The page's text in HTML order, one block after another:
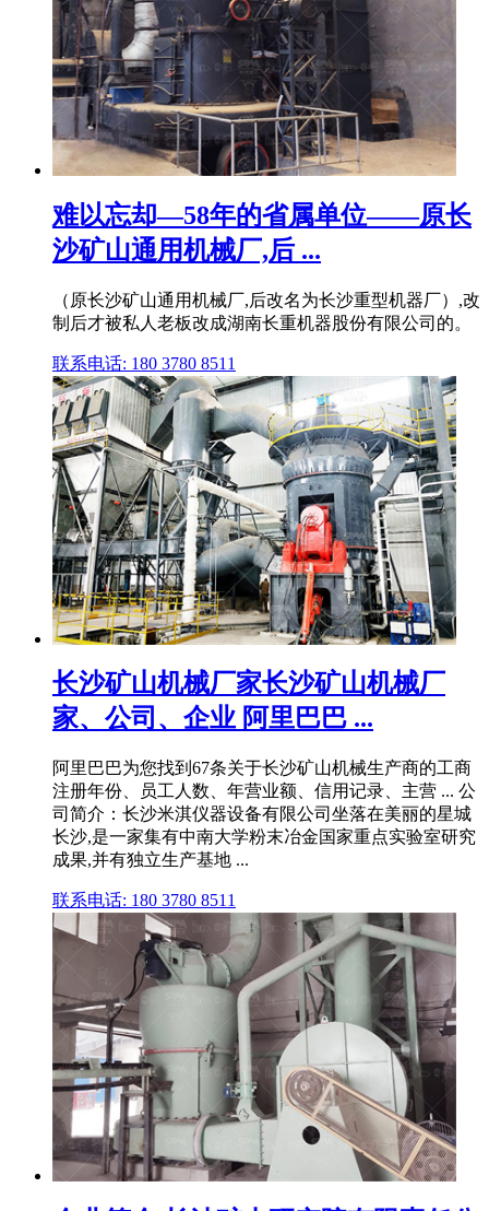
难以忘却—58年的省属单位——原长
沙矿山通用机械厂,后 ...
（原长沙矿山通用机械厂,后改名为长沙重型机器厂）,改
制后才被私人老板改成湖南长重机器股份有限公司的。
联系电话: 180 3780 8511
长沙矿山机械厂家长沙矿山机械厂
家、公司、企业 阿里巴巴 ...
阿里巴巴为您找到67条关于长沙矿山机械生产商的工商
注册年份、员工人数、年营业额、信用记录、主营 ... 公
司简介：长沙米淇仪器设备有限公司坐落在美丽的星城
长沙,是一家集有中南大学粉末冶金国家重点实验室研究
成果,并有独立生产基地 ...
联系电话: 180 3780 8511